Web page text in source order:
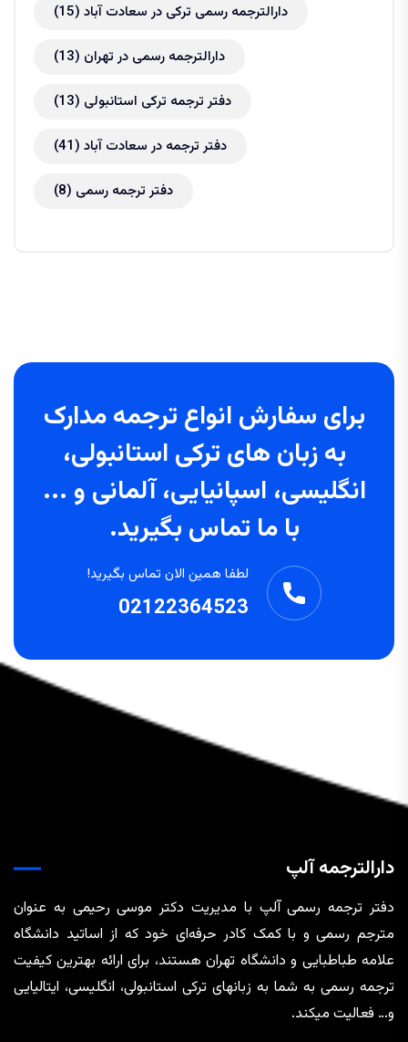
دارالترجمه رسمی ترکی در سعادت آباد (15)
دارالترجمه رسمی در تهران (13)
دفتر ترجمه ترکی استانبولی (13)
دفتر ترجمه در سعادت آباد (41)
دفتر ترجمه رسمی (8)
برای سفارش انواع ترجمه مدارک
به زبان های ترکی استانبولی،
انگلیسی، اسپانیایی، آلمانی و ...
با ما تماس بگیرید.
لطفا همین الان تماس بگیرید!
02122364523
دارالترجمه آلپ
دفتر ترجمه رسمی آلپ با مدیریت دکتر موسی رحیمی به عنوان
مترجم رسمی و با کمک کادر حرفه‌ای خود که از اساتید دانشگاه
علامه طباطبایی و دانشگاه تهران هستند، برای ارائه بهترین کیفیت
ترجمه رسمی به شما به زبانهای ترکی استانبولی، انگلیسی، ایتالیایی
و… فعالیت میکند.